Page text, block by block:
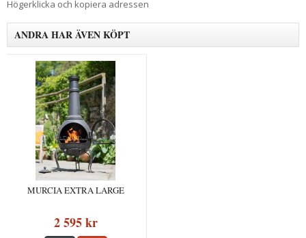
Högerklicka och kopiera adressen
ANDRA HAR ÄVEN KÖPT
MURCIA EXTRA LARGE
2 595 kr